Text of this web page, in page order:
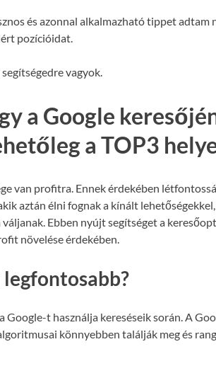
és azonnal alkalmazható tippet adtam
pozícióidat.
vagyok.
a Google
a TOP3
van profitra. Ennek érdekében
aztán élni fognak a kínált
Ebben nyújt segítséget a
növelése érdekében.
legfontosabb?
t használja kereséseik során. A
könnyebben találják meg és